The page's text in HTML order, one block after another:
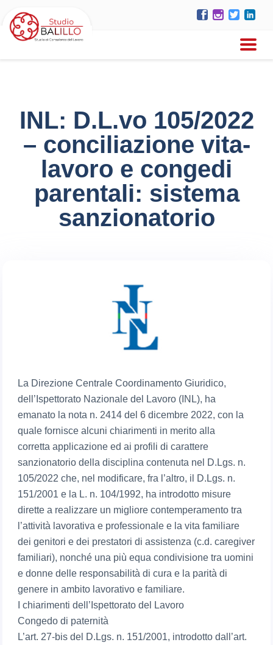
INL: D.L.vo 105/2022
– conciliazione vita-
lavoro e congedi
parentali: sistema
sanzionatorio
La Direzione Centrale Coordinamento Giuridico,
dell’Ispettorato Nazionale del Lavoro (INL), ha
emanato la nota n. 2414 del 6 dicembre 2022, con la
quale fornisce alcuni chiarimenti in merito alla
corretta applicazione ed ai profili di carattere
sanzionatorio della disciplina contenuta nel D.Lgs. n.
105/2022 che, nel modificare, fra l’altro, il D.Lgs. n.
151/2001 e la L. n. 104/1992, ha introdotto misure
dirette a realizzare un migliore contemperamento tra
l’attività lavorativa e professionale e la vita familiare
dei genitori e dei prestatori di assistenza (c.d. caregiver
familiari), nonché una più equa condivisione tra uomini
e donne delle responsabilità di cura e la parità di
genere in ambito lavorativo e familiare.
I chiarimenti dell’Ispettorato del Lavoro
Congedo di paternità
L’art. 27-bis del D.Lgs. n. 151/2001, introdotto dall’art.